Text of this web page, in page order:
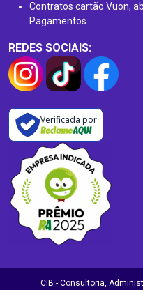
Contratos cartão Vuon,
Pagamentos
REDES SOCIAIS:
Verificada por
CIB - Consultoria,